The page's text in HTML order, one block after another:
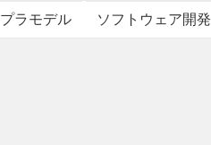
プラモデル ソフトウェア開発